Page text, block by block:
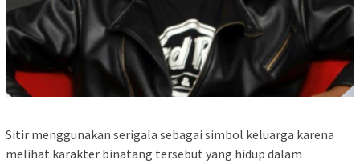
Sitir menggunakan serigala sebagai simbol keluarga karena
melihat karakter binatang tersebut yang hidup dalam